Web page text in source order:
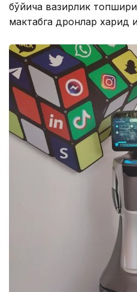
бўйича вазирлик
мактабга дронлар харид